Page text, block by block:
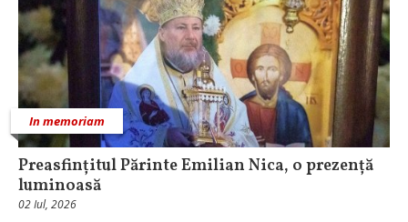
In memoriam
Preasfințitul Părinte Emilian Nica, o prezență
luminoasă
02 Iul, 2026